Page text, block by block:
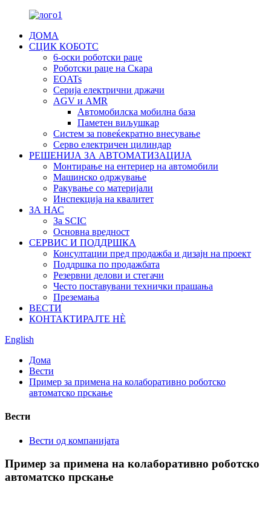
ДОМА
СЦИК КОБОТС
6-оски роботски раце
Роботски раце на Скара
EOATs
Серија електрични држачи
AGV и AMR
Автомобилска мобилна база
Паметен виљушкар
Систем за повеќекратно внесување
Серво електричен цилиндар
РЕШЕНИЈА ЗА АВТОМАТИЗАЦИЈА
Монтирање на ентериер на автомобили
Машинско одржување
Ракување со материјали
Инспекција на квалитет
ЗА НАС
За SCIC
Основна вредност
СЕРВИС И ПОДДРШКА
Консултации пред продажба и дизајн на проект
Поддршка по продажбата
Резервни делови и стегачи
Често поставувани технички прашања
Преземања
ВЕСТИ
КОНТАКТИРАЈТЕ НÈ
English
Дома
Вести
Пример за примена на колаборативно роботско
автоматско прскање
Вести
Вести од компанијата
Пример за примена на колаборативно роботско
автоматско прскање